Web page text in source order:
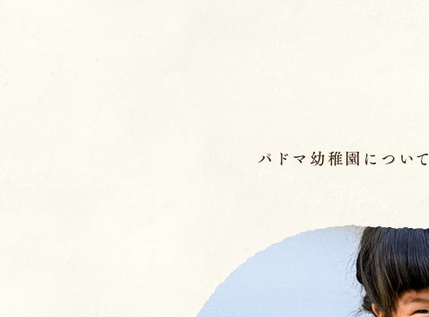
パドマ幼稚園について
園長のことば／沿革
園の魅力